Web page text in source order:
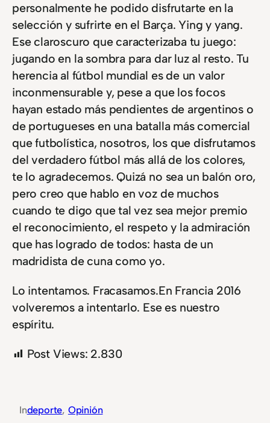
personalmente he podido disfrutarte en la
selección y sufrirte en el Barça. Ying y yang.
Ese claroscuro que caracterizaba tu juego:
jugando en la sombra para dar luz al resto. Tu
herencia al fútbol mundial es de un valor
inconmensurable y, pese a que los focos
hayan estado más pendientes de argentinos o
de portugueses en una batalla más comercial
que futbolística, nosotros, los que disfrutamos
del verdadero fútbol más allá de los colores,
te lo agradecemos. Quizá no sea un balón oro,
pero creo que hablo en voz de muchos
cuando te digo que tal vez sea mejor premio
el reconocimiento, el respeto y la admiración
que has logrado de todos: hasta de un
madridista de cuna como yo.
Lo intentamos. Fracasamos.En Francia 2016
volveremos a intentarlo. Ese es nuestro
espíritu.
Post Views: 2.830
Indeporte, Opinión